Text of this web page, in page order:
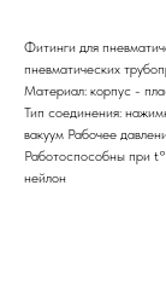
Фитинги для
пневматических
Материал: корпус -
Тип соединения:
вакуум Рабочее
Работоспособны при
нейлон